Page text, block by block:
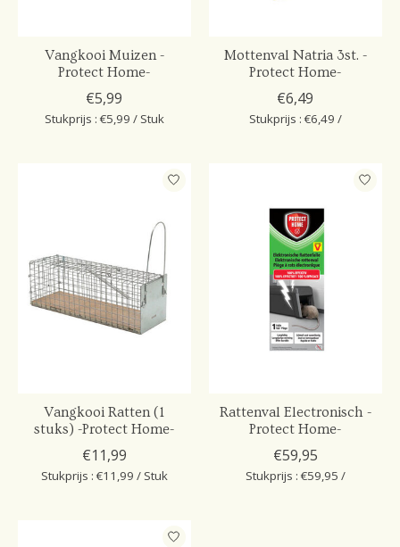
Vangkooi Muizen -
Protect Home-
€5,99
Stukprijs : €5,99 / Stuk
Mottenval Natria 3st. -
Protect Home-
€6,49
Stukprijs : €6,49 /
Vangkooi Ratten (1
stuks) -Protect Home-
€11,99
Stukprijs : €11,99 / Stuk
Rattenval Electronisch -
Protect Home-
€59,95
Stukprijs : €59,95 /